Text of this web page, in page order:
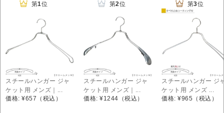
第1位
スチールハンガー ジャ
ケット用 メンズ｜...
価格: ¥657 （税込）
第2位
スチールハンガー ジャ
ケット用 メンズ｜...
価格: ¥1244 （税込）
第3位
スチールハンガー ジ
ケット用 メンズ ...
価格: ¥965 （税込）